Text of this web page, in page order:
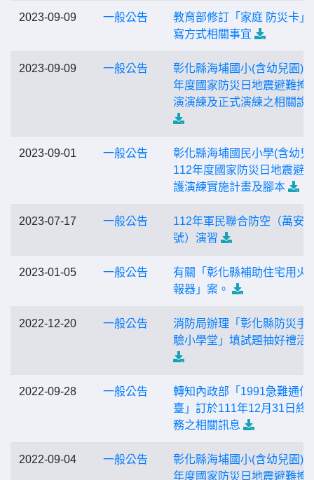
2023-09-09 一般公告
教育部修訂「家庭 防災卡」
寫方式相關事宜
2023-09-09 一般公告
彰化縣海埔國小(含幼兒園
年度國家防災日地震避難掩
演演練及正式演練之相關說
2023-09-01 一般公告
彰化縣海埔國民小學(含幼兒
112年度國家防災日地震避
護演練實施計畫及腳本
2023-07-17 一般公告
112年軍民聯合防空（萬安
號）演習
2023-01-05 一般公告
有關「彰化縣補助住宅用火
報器」案。
2022-12-20 一般公告
消防局辦理「彰化縣防災手
驗小學堂」填試題抽好禮活
2022-09-28 一般公告
轉知內政部「1991急難通信
臺」訂於111年12月31日終
務之相關訊息
2022-09-04 一般公告
彰化縣海埔國小(含幼兒園
年度國家防災日地震避難掩